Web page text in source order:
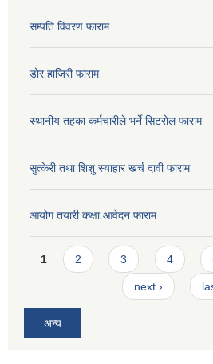
सम्पति विवरण फाराम
डोर हाजिरी फाराम
स्थानीय तहका कर्मचारीले भर्ने सिटरोल फाराम
सुत्केरी तथा शिशु स्याहार खर्च दावी फाराम
आयोग तयारी कक्षा आवेदन फाराम
Pages
1 2 3 4
next ›
अन्य